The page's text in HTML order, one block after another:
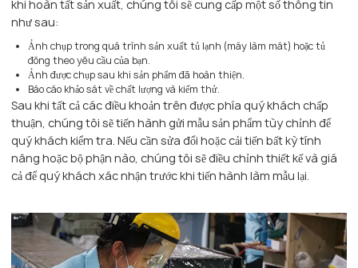
khi hoàn tất sản xuất, chúng tôi sẽ cung cấp một số thông tin
như sau:
Ảnh chụp trong quá trình sản xuất tủ lạnh (máy làm mát) hoặc tủ
đông theo yêu cầu của bạn.
Ảnh được chụp sau khi sản phẩm đã hoàn thiện.
Báo cáo khảo sát về chất lượng và kiểm thử.
Sau khi tất cả các điều khoản trên được phía quý khách chấp
thuận, chúng tôi sẽ tiến hành gửi mẫu sản phẩm tùy chỉnh để
quý khách kiểm tra. Nếu cần sửa đổi hoặc cải tiến bất kỳ tính
năng hoặc bộ phận nào, chúng tôi sẽ điều chỉnh thiết kế và giá
cả để quý khách xác nhận trước khi tiến hành làm mẫu lại.